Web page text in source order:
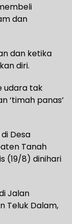
dan
dan ketika
diri.
udara tak
‘timah panas’
Desa
Tanah
(19/8) dinihari
Jalan
Teluk Dalam,